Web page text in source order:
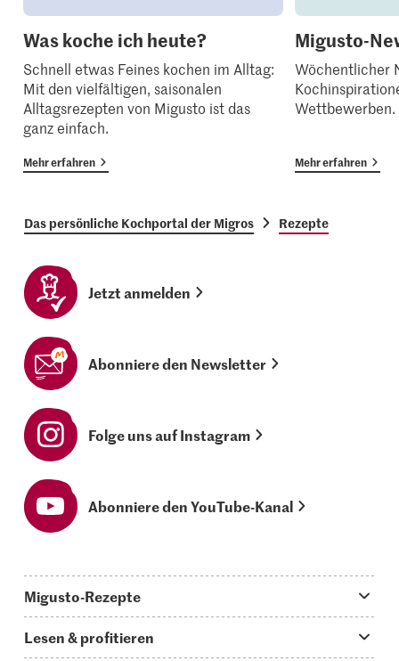
Was koche ich heute?
Schnell etwas Feines kochen im Alltag:
Mit den vielfältigen, saisonalen
Alltagsrezepten von Migusto ist das
ganz einfach.
Mehr erfahren
Migusto-
Wöchentlicher
Wettbewerben.
Mehr erfahren
Das persönliche Kochportal der Migros Rezepte
Jetzt anmelden
Abonniere den Newsletter
Folge uns auf Instagram
Abonniere den YouTube-Kanal
Migusto-Rezepte
Lesen & profitieren